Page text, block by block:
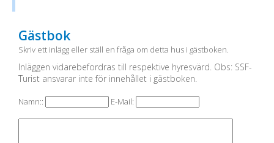
Gästbok
Skriv ett inlägg eller ställ en fråga om detta hus i gästboken.
Inläggen vidarebefordras till respektive hyresvärd. Obs: SSF-
Turist ansvarar inte för innehållet i gästboken.
Namn:: E-Mail: